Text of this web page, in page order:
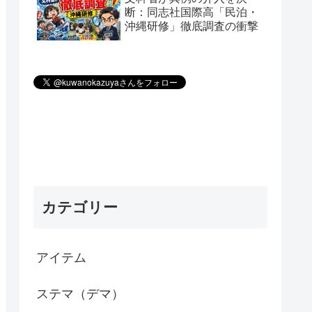
断：同志社国際高「民泊・
沖縄研修」徹底調査の衝撃
カテゴリー
アイテム
ステマ（デマ）